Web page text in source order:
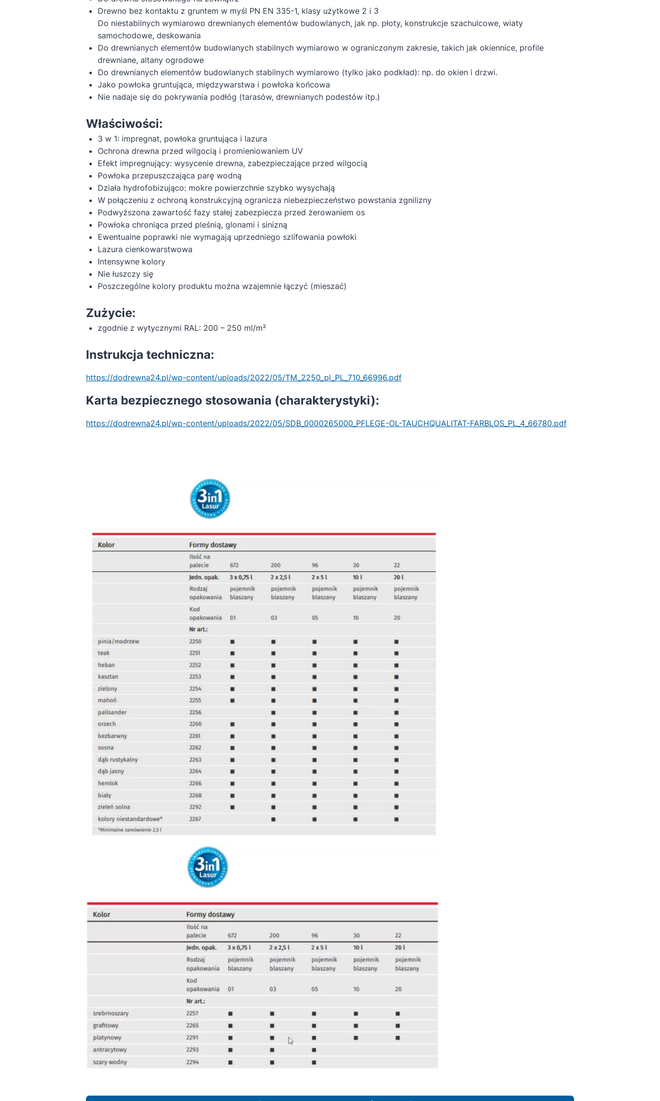
Drewno bez kontaktu z gruntem w myśl PN EN 335-1, klasy użytkowe 2 i 3
Do niestabilnych wymiarowo drewnianych elementów budowlanych, jak np. płoty, konstrukcje szachulcowe, wiaty
samochodowe, deskowania
Do drewnianych elementów budowlanych stabilnych wymiarowo w ograniczonym zakresie, takich jak okiennice, profile
drewniane, altany ogrodowe
Do drewnianych elementów budowlanych stabilnych wymiarowo (tylko jako podkład): np. do okien i drzwi.
Jako powłoka gruntująca, międzywarstwa i powłoka końcowa
Nie nadaje się do pokrywania podłóg (tarasów, drewnianych podestów itp.)
Właściwości:
3 w 1: impregnat, powłoka gruntująca i lazura
Ochrona drewna przed wilgocią i promieniowaniem UV
Efekt impregnujący: wysycenie drewna, zabezpieczające przed wilgocią
Powłoka przepuszczająca parę wodną
Działa hydrofobizująco: mokre powierzchnie szybko wysychają
W połączeniu z ochroną konstrukcyjną ogranicza niebezpieczeństwo powstania zgnilizny
Podwyższona zawartość fazy stałej zabezpiecza przed żerowaniem os
Powłoka chroniąca przed pleśnią, glonami i sinizną
Ewentualne poprawki nie wymagają uprzedniego szlifowania powłoki
Lazura cienkowarstwowa
Intensywne kolory
Nie łuszczy się
Poszczególne kolory produktu można wzajemnie łączyć (mieszać)
Zużycie:
zgodnie z wytycznymi RAL: 200 – 250 ml/m²
Instrukcja techniczna:
https://dodrewna24.pl/wp-content/uploads/2022/05/TM_2250_pl_PL_710_66996.pdf
Karta bezpiecznego stosowania (charakterystyki):
https://dodrewna24.pl/wp-content/uploads/2022/05/SDB_0000265000_PFLEGE-OL-TAUCHQUALITAT-FARBLOS_PL_4_66780.pdf